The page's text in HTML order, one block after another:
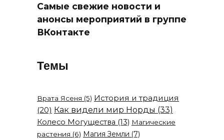
Самые свежие новости и
анонсы мероприятий в группе
ВКонтакте
Темы
Врата Ясеня (5) История и традиция
(20) Как видели мир Норды (33)
Колесо Могущества (13) Магические
растения (6) Магия Земли (7)